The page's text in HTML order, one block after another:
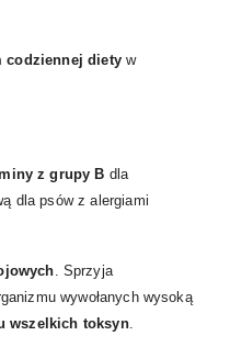
codziennej dietyw
z grupy B dla
dla psów z alergiami
. Sprzyja
wywołanych wysoką
wszelkich toksyn.